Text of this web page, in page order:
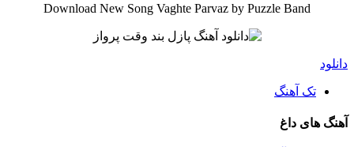
Download New Song Vaghte Parvaz by Puzzle Band
دانلود
تک آهنگ
آهنگ های داغ